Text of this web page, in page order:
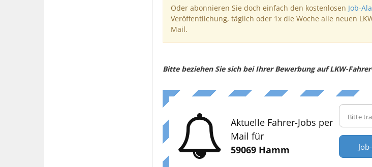
Oder abonnieren Sie doch einfach den kostenlosen Job-
Veröffentlichung, täglich oder 1x die Woche alle neuen
Mail.
Bitte beziehen Sie sich bei Ihrer Bewerbung auf LKW-
Aktuelle Fahrer-Jobs per
Mail für
59069 Hamm